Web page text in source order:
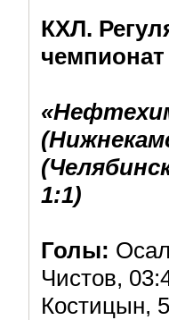
КХЛ.
чемпионат
1:1)
Голы:
Чистов,
Костицын,